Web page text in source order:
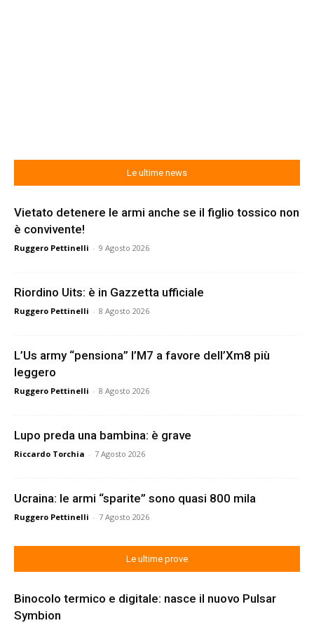
Le ultime news
Vietato detenere le armi anche se il figlio tossico non
è convivente!
Ruggero Pettinelli - 9 Agosto 2026
Riordino Uits: è in Gazzetta ufficiale
Ruggero Pettinelli - 8 Agosto 2026
L’Us army “pensiona” l’M7 a favore dell’Xm8 più
leggero
Ruggero Pettinelli - 8 Agosto 2026
Lupo preda una bambina: è grave
Riccardo Torchia - 7 Agosto 2026
Ucraina: le armi “sparite” sono quasi 800 mila
Ruggero Pettinelli - 7 Agosto 2026
Le ultime prove
Binocolo termico e digitale: nasce il nuovo Pulsar
Symbion